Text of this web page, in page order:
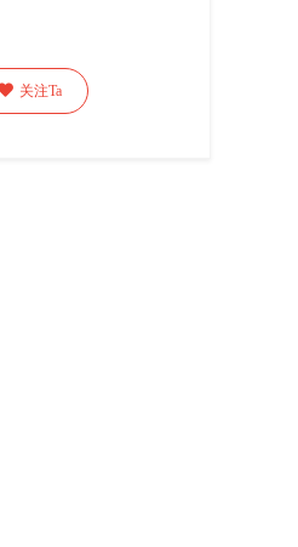
关注Ta